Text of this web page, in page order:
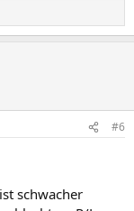
#6
schwacher